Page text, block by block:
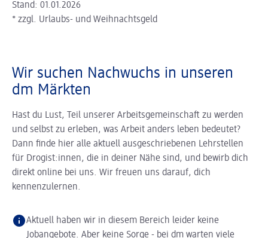
Stand: 01.01.2026
* zzgl. Urlaubs- und Weihnachtsgeld
Wir suchen Nachwuchs in unseren
dm Märkten
Hast du Lust, Teil unserer Arbeitsgemeinschaft zu werden
und selbst zu erleben, was Arbeit anders leben bedeutet?
Dann finde hier alle aktuell ausgeschriebenen Lehrstellen
für Drogist:innen, die in deiner Nähe sind, und bewirb dich
direkt online bei uns. Wir freuen uns darauf, dich
kennenzulernen.
Aktuell haben wir in diesem Bereich leider keine
Jobangebote. Aber keine Sorge - bei dm warten viele